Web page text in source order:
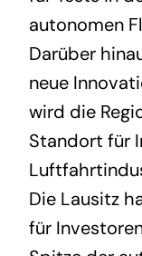
autonomen
Darüber
neue
wird die
Standort für
Die Lausitz
für